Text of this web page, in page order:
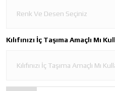
Kılıfınızı İç Taşıma Amaçlı Mı